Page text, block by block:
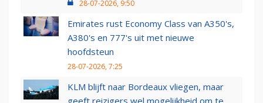
28-07-2026, 9:50
Emirates rust Economy Class van A350's,
A380's en 777's uit met nieuwe
hoofdsteun
28-07-2026, 7:25
KLM blijft naar Bordeaux vliegen, maar